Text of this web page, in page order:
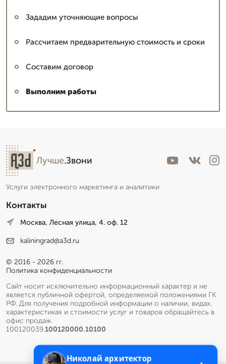
Зададим уточняющие вопросы
Рассчитаем предварительную стоимость и сроки
Составим договор
Выполним работы
Лучше.Звони
Услуги электронного маркетинга и аналитики
Контакты
Москва, Лесная улица, 4. оф. 12
kaliningrad@a3d.ru
© 2016 - 2026 гг.
Политика конфиденциальности
Сайт носит исключительно информационный характер и не
является публичной офертой, определяемой положениями ГК
РФ. Для получения подробной информации о наличии, видах,
характеристиках и стоимости услуг и товаров обращайтесь в
офис продаж.
100120039.100120000.10100
Пишет Вам...